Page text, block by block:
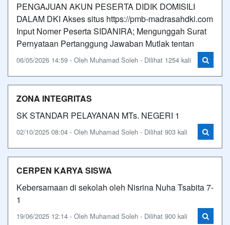
PENGAJUAN AKUN PESERTA DIDIK DOMISILI
DALAM DKI Akses situs https://pmb-madrasahdki.com
Input Nomer Peserta SIDANIRA; Mengunggah Surat
Pernyataan Pertanggung Jawaban Mutlak tentan
06/05/2026 14:59 - Oleh Muhamad Soleh - Dilihat 1254 kali
ZONA INTEGRITAS
SK STANDAR PELAYANAN MTs. NEGERI 1
02/10/2025 08:04 - Oleh Muhamad Soleh - Dilihat 903 kali
CERPEN KARYA SISWA
Kebersamaan di sekolah oleh Nisrina Nuha Tsabita 7-
1
19/06/2025 12:14 - Oleh Muhamad Soleh - Dilihat 900 kali